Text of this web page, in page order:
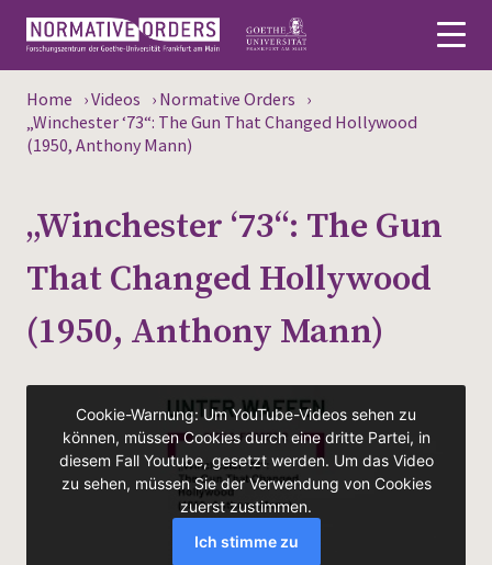
Deutsch
News
Persons
Research
Events
Publications
Media
Home ›Videos › Normative Orders ›
„Winchester ‘73“: The Gun That Changed Hollywood
(1950, Anthony Mann)
„Winchester ‘73“: The Gun
That Changed Hollywood
(1950, Anthony Mann)